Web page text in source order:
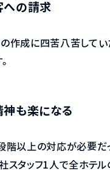
への請求
作成に四苦八苦して
神も楽になる
以上の対応が必要だ
スタッフ1人で全ホテ